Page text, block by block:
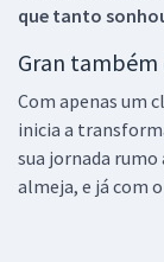
que tanto
Gran também
Com apenas um
inicia a
sua jornada rumo
almeja, e já com